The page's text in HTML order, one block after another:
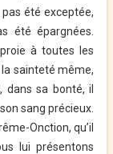
été exceptée,
été épargnées.
à toutes les
sainteté même,
dans sa bonté, il
sang précieux.
Onction, qu’il
lui présentons